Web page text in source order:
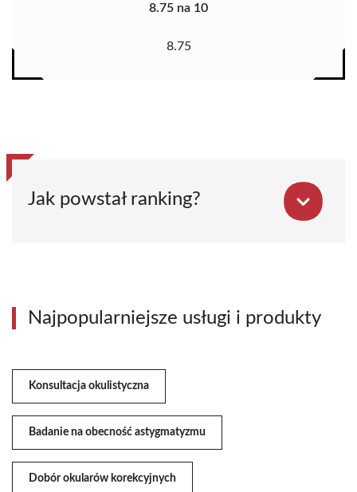
8.75 na 10
8.75
Jak powstał ranking?
Najpopularniejsze usługi i produkty
Konsultacja okulistyczna
Badanie na obecność astygmatyzmu
Dobór okularów korekcyjnych